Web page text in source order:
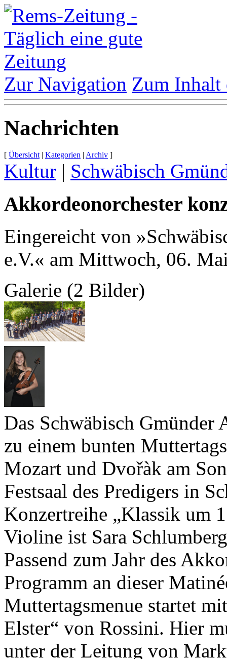
Zur Navigation Zum Inhalt
Nachrichten
[ Übersicht | Kategorien | Archiv ]
Kultur | Schwäbisch
Akkordeonorchester
Eingereicht von
e.V.« am Mittwoch, 06.
Galerie (2 Bilder)
Das Schwäbisch
zu einem bunten
Mozart und Dvořàk am
Festsaal des Predigers in
Konzertreihe „Klassik um
Violine ist Sara
Passend zum Jahr des
Programm an dieser
Muttertagsmenue startet
Elster“ von Rossini. Hier
unter der Leitung von